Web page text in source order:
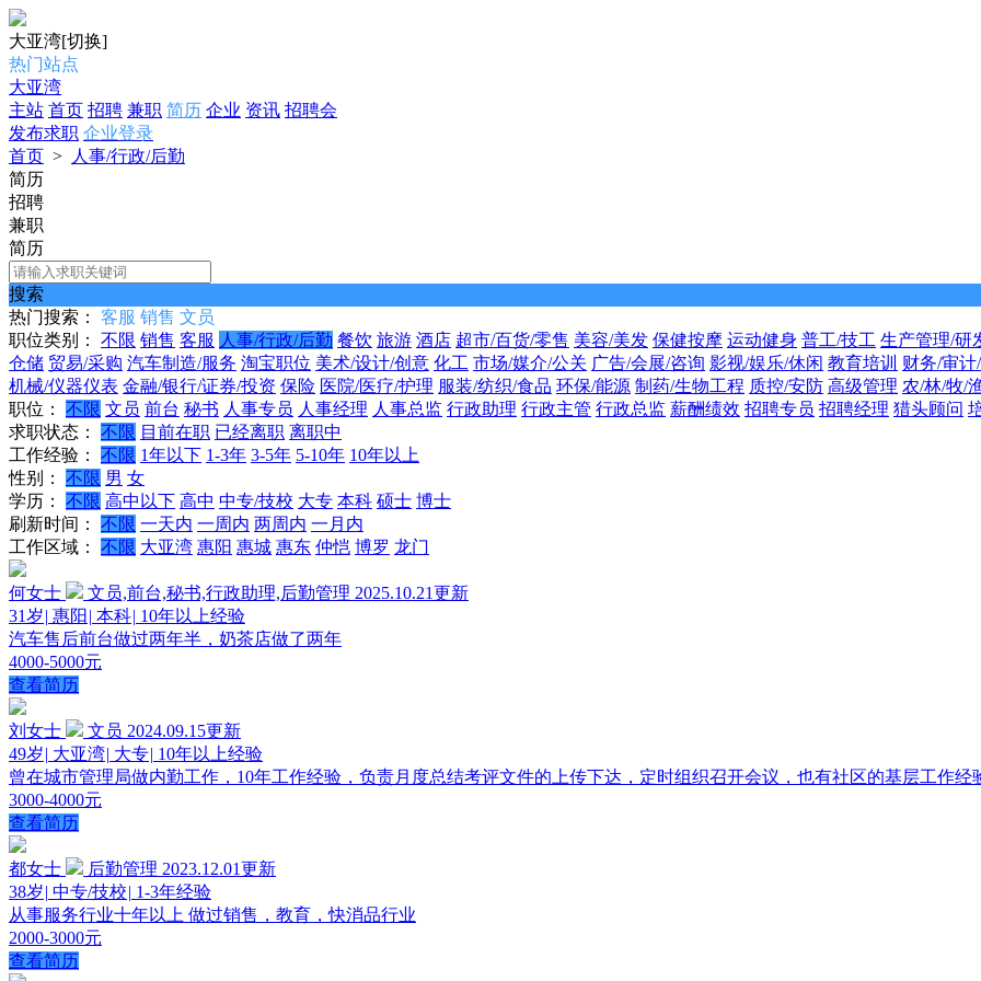
大亚湾[切换]
热门站点
大亚湾
主站 首页 招聘 兼职 简历 企业 资讯 招聘会
发布求职 企业登录
首页 >
人事/行政/后勤
简历
招聘
兼职
简历
搜索
热门搜索：
客服 销售 文员
职位类别：
不限 销售 客服 人事/行政/后勤 餐饮 旅游 酒店 超市/百货/零售 美容/美发 保健按摩 运动健身 普工/技工 生产管理/研
仓储 贸易/采购 汽车制造/服务 淘宝职位 美术/设计/创意 化工 市场/媒介/公关 广告/会展/咨询 影视/娱乐/休闲 教育培训 财务/审计
机械/仪器仪表 金融/银行/证券/投资 保险 医院/医疗/护理 服装/纺织/食品 环保/能源 制药/生物工程 质控/安防 高级管理 农/林/牧/
职位：
不限 文员 前台 秘书 人事专员 人事经理 人事总监 行政助理 行政主管 行政总监 薪酬绩效 招聘专员 招聘经理 猎头顾问
求职状态：
不限 目前在职 已经离职 离职中
工作经验：
不限 1年以下 1-3年 3-5年 5-10年 10年以上
性别：
不限 男 女
学历：
不限 高中以下 高中 中专/技校 大专 本科 硕士 博士
刷新时间：
不限 一天内 一周内 两周内 一月内
工作区域：
不限 大亚湾 惠阳 惠城 惠东 仲恺 博罗 龙门
何女士 文员,前台,秘书,行政助理,后勤管理 2025.10.21更新
31岁| 惠阳 | 本科| 10年以上经验
汽车售后前台做过两年半，奶茶店做了两年
4000-5000元
查看简历
刘女士 文员 2024.09.15更新
49岁| 大亚湾| 大专| 10年以上经验
曾在城市管理局做内勤工作，10年工作经验，负责月度总结考评文件的上传下达，定时组织召开会议，也有社区的基层工作经
3000-4000元
查看简历
都女士 后勤管理 2023.12.01更新
38岁| 中专/技校| 1-3年经验
从事服务行业十年以上 做过销售，教育，快消品行业
2000-3000元
查看简历